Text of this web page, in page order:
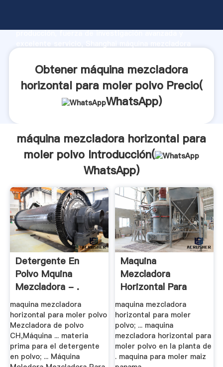
producción, fuerza de investigación avanzada y
aporta valores a todos los clientes.
Obtener máquina mezcladora
horizontal para moler polvo Precio(
WhatsApp)
máquina mezcladora horizontal para
moler polvo Introducción(
WhatsApp)
Detergente En
Polvo Mquina
Mezcladora - .
maquina mezcladora
horizontal para moler polvo
Mezcladora de polvo
CH,Máquina ... materia
prima para el detergente
en polvo; ... Máquina
Maquina
Mezcladora
Horizontal Para
Moler Polvo .
maquina mezcladora
horizontal para moler
polvo; ... maquina
mezcladora horizontal para
moler polvo en la planta de
. maquina para moler maiz